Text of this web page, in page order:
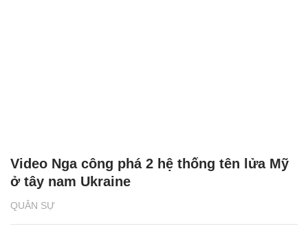
QUÂN SỰ
Video Nga công phá 2 hệ thống tên lửa Mỹ
ở tây nam Ukraine